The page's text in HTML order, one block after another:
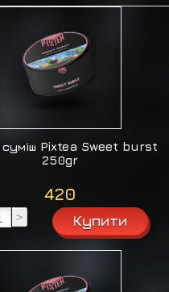
суміш Pixtea Sweet burst
250gr
420
>